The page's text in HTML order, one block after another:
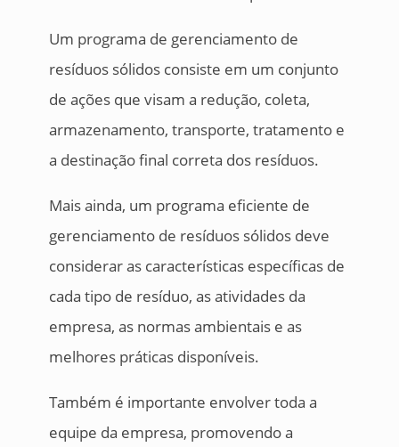
Um programa de gerenciamento de
resíduos sólidos consiste em um conjunto
de ações que visam a redução, coleta,
armazenamento, transporte, tratamento e
a destinação final correta dos resíduos.
Mais ainda, um programa eficiente de
gerenciamento de resíduos sólidos deve
considerar as características específicas de
cada tipo de resíduo, as atividades da
empresa, as normas ambientais e as
melhores práticas disponíveis.
Também é importante envolver toda a
equipe da empresa, promovendo a